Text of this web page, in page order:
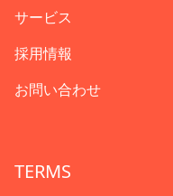
サービス
採用情報
お問い合わせ
TERMS